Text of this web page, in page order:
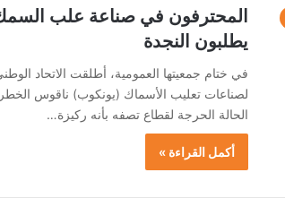
المحترفون في صناعة علب
يطلبون النجدة
في ختام جمعيتها العمومية، أطلقت الاتحاد
لصناعات تعليب الأسماك (يونكوب) ناقوس
الحالة الحرجة لقطاع تصفه بأنه ركيزة…
أكمل القراءة »